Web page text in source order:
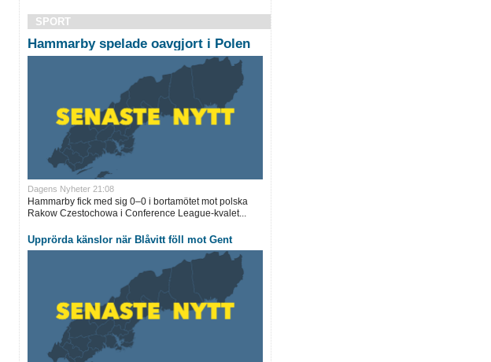
SPORT
Hammarby spelade oavgjort i Polen
Dagens Nyheter 21:08
Hammarby fick med sig 0–0 i bortamötet mot polska
Rakow Czestochowa i Conference League-kvalet...
Upprörda känslor när Blåvitt föll mot Gent